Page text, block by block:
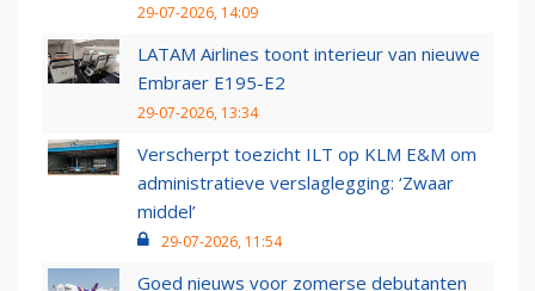
29-07-2026, 14:09
LATAM Airlines toont interieur van nieuwe
Embraer E195-E2
29-07-2026, 13:34
Verscherpt toezicht ILT op KLM E&M om
administratieve verslaglegging: ‘Zwaar
middel’
29-07-2026, 11:54
Goed nieuws voor zomerse debutanten